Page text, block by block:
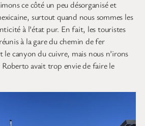
ce côté un peu désorganisé et
surtout quand nous sommes les
à l’état pur. En fait, les touristes
à la gare du chemin de fer
canyon du cuivre, mais nous n’irons
avait trop envie de faire le